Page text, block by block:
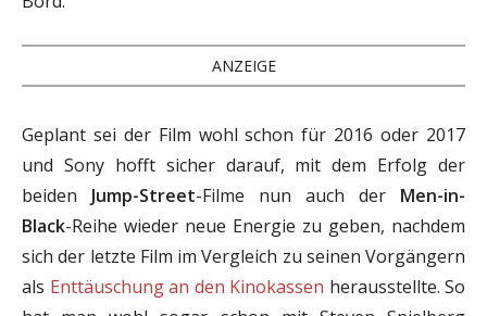
ANZEIGE
Geplant sei der Film wohl schon für 2016 oder 2017
und Sony hofft sicher darauf, mit dem Erfolg der
beiden Jump-Street-Filme nun auch der Men-in-
Black-Reihe wieder neue Energie zu geben, nachdem
sich der letzte Film im Vergleich zu seinen Vorgängern
als Enttäuschung an den Kinokassen herausstellte. So